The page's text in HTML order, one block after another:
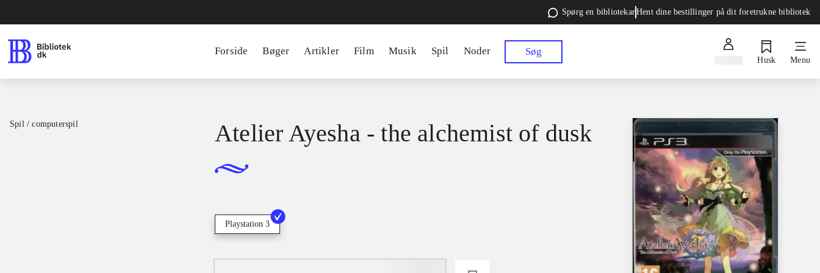
Spørg en bibliotekarHent dine bestillinger på dit foretrukne bibliotek
Forside Bøger Artikler Film Musik Spil Noder Søg
Husk Menu
Spil / computerspil Atelier Ayesha - the alchemist of dusk
Playstation 3